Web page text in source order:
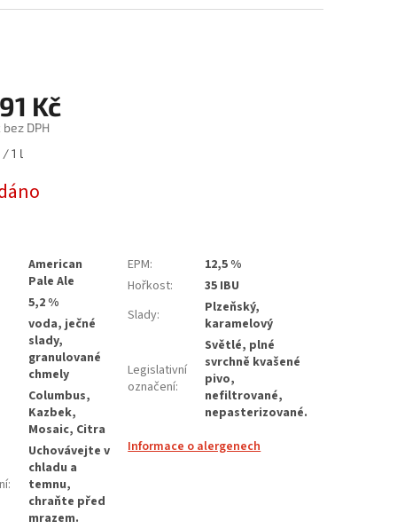
Kč
bez DPH
/ 1 l
American
Pale Ale
5,2 %
voda, ječné
slady,
granulované
chmely
Columbus,
Kazbek,
Mosaic, Citra
:
Uchovávejte v
chladu a
temnu,
chraňte před
mrazem.
EPM:
12,5 %
Hořkost:
35 IBU
Slady:
Plzeňský,
karamelový
Legislativní
označení:
Světlé, plné
svrchně kvašené
pivo,
nefiltrované,
nepasterizované.
Informace o alergenech